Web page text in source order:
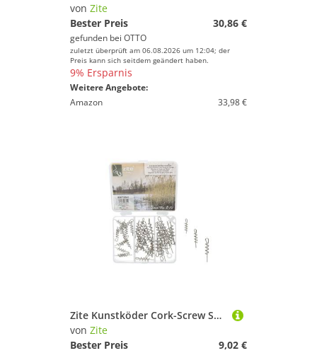
von Zite
Bester Preis
30,86 €
gefunden bei OTTO
zuletzt überprüft am 06.08.2026 um 12:04; der
Preis kann sich seitdem geändert haben.
9% Ersparnis
Weitere Angebote:
Amazon
33,98 €
Zite Kunstköder Cork-Screw Spiralen Set für Angler
von Zite
Bester Preis
9,02 €